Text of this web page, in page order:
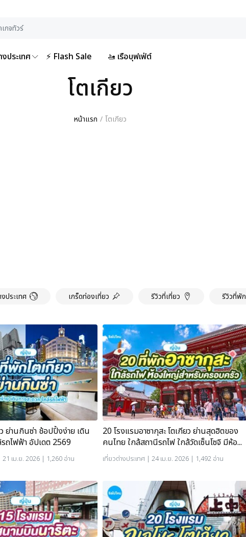
ประเทศ ⚡ Flash Sale 🚤 เรือบุฟเฟ่ต์
โตเกียว
หน้าแรก โตเกียว
ประเทศ เกร็ดท่องเที่ยว รีวิวที่เที่ยว รีวิวที่พัก
ย่านกินซ่า ช้อปปิ้งง่าย เดิน
ถไฟฟ้า อัปเดต 2569
เม.ย. 2026 | 1,260 อ่าน
20 โรงแรมอาซากุสะ โตเกียว ย่านสุดฮิตของ
คนไทย ใกล้สถานีรถไฟ ใกล้วัดเซ็นโซจิ มีห้อ...
เที่ยวต่างประเทศ | 24 เม.ย. 2026 | 1,492 อ่าน